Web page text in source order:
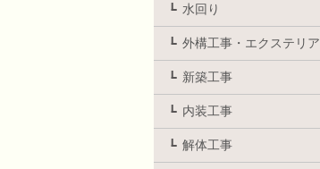
水回り
外構工事・エクステリア
新築工事
内装工事
解体工事